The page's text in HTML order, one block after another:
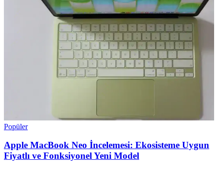
Popüler
Apple MacBook Neo İncelemesi: Ekosisteme Uygun
Fiyatlı ve Fonksiyonel Yeni Model